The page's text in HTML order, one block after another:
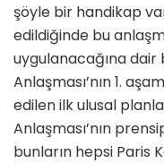
şöyle bir handikap
edildiğinde bu
uygulanacağına dair
Anlaşması’nın 1.
edilen ilk ulusal
Anlaşması’nın
bunların hepsi Paris